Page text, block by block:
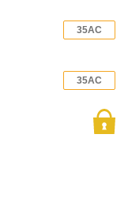
35AC
35AC